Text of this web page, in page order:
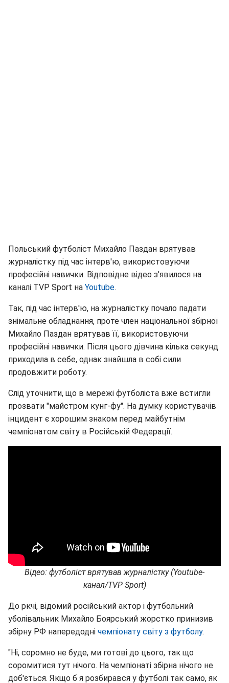
Польський футболіст Михайло Паздан врятував
журналістку під час інтерв'ю, використовуючи
професійні навички. Відповідне відео з'явилося на
каналі TVP Sport на Youtube.
Так, під час інтерв'ю, на журналістку почало падати
знімальне обладнання, проте член національної збірної
Михайло Паздан врятував її, використовуючи
професійні навички. Після цього дівчина кілька секунд
приходила в себе, однак знайшла в собі сили
продовжити роботу.
Слід уточнити, що в мережі футболіста вже встигли
прозвати "майстром кунг-фу". На думку користувачів
інцидент є хорошим знаком перед майбутнім
чемпіонатом світу в Російській Федерації.
Відео: футболіст врятував журналістку (Youtube-
канал/TVP Sport)
До ркчі, відомий російський актор і футбольний
уболівальник Михайло Боярський жорстко принизив
збірну РФ напередодні чемпіонату світу з футболу.
"Ні, соромно не буде, ми готові до цього, так що
соромитися тут нічого. На чемпіонаті збірна нічого не
доб'ється. Якщо б я розбирався у футболі так само, як